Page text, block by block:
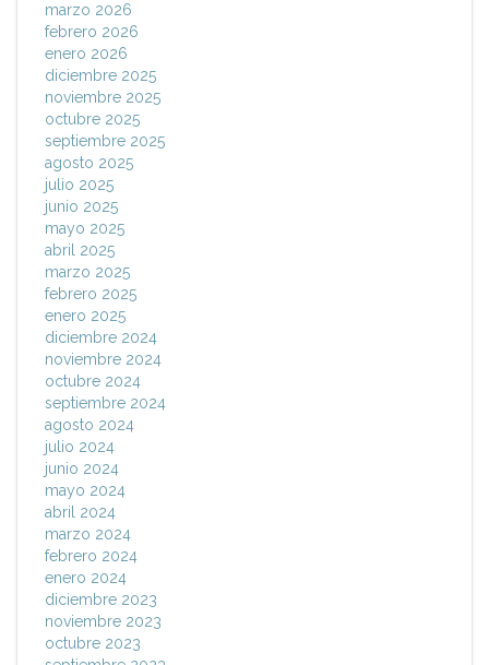
marzo 2026
febrero 2026
enero 2026
diciembre 2025
noviembre 2025
octubre 2025
septiembre 2025
agosto 2025
julio 2025
junio 2025
mayo 2025
abril 2025
marzo 2025
febrero 2025
enero 2025
diciembre 2024
noviembre 2024
octubre 2024
septiembre 2024
agosto 2024
julio 2024
junio 2024
mayo 2024
abril 2024
marzo 2024
febrero 2024
enero 2024
diciembre 2023
noviembre 2023
octubre 2023